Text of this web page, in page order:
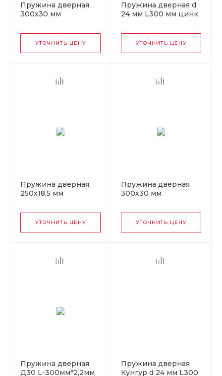
Пружина дверная
300х30 мм
УТОЧНИТЬ ЦЕНУ
Пружина дверная d
24 мм L300 мм цинк
УТОЧНИТЬ ЦЕНУ
Пружина дверная
250х18,5 мм
УТОЧНИТЬ ЦЕНУ
Пружина дверная
300х30 мм
отгрузка упаковкой
УТОЧНИТЬ ЦЕНУ
Пружина дверная
Д30 L-300мм*2,2мм
Пружина дверная
Кунгур d 24 мм L300